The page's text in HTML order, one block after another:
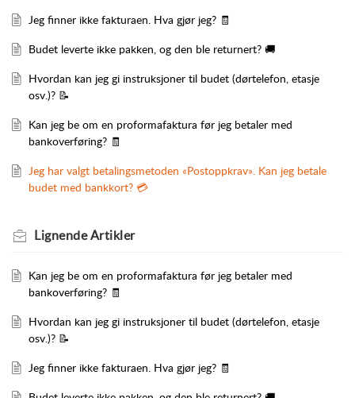
Jeg finner ikke fakturaen. Hva gjør jeg? 🧾
Budet leverte ikke pakken, og den ble returnert? 🚚
Hvordan kan jeg gi instruksjoner til budet (dørtelefon, etasje
osv.)? 📝
Kan jeg be om en proformafaktura før jeg betaler med
bankoverføring? 🧾
Jeg har valgt betalingsmetoden «Postoppkrav». Kan jeg betale
budet med bankkort? 💳
LignendeArtikler
Kan jeg be om en proformafaktura før jeg betaler med
bankoverføring? 🧾
Hvordan kan jeg gi instruksjoner til budet (dørtelefon, etasje
osv.)? 📝
Jeg finner ikke fakturaen. Hva gjør jeg? 🧾